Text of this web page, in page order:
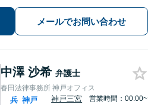
【企業法務】顧問実績多数！カスハ
ラ・クレーム対応はお任せください
【休日・夜間相談OK（要予約）】
メールでお問い合わせ
中澤 沙希 弁護士
春田法律事務所 神戸オフィス
兵 神戸
神戸三宮
営業時間：00:00~